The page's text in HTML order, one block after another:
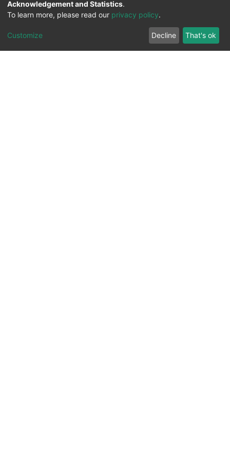
Acknowledgement and Statistics.
To learn more, please read our privacy policy.
Customize Decline That's ok